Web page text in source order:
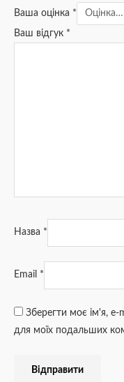
Ваша оцінка *
Ваш відгук *
Назва *
Email *
Зберегти моє ім'я, e-
для моїх подальших